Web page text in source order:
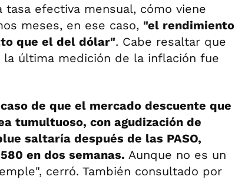
efectiva mensual, cómo viene
meses, en ese caso, "el rendimiento
que el del dólar". Cabe resaltar que
la última medición de la inflación fue
de que el mercado descuente que
tumultuoso, con agudización de
saltaría después de las PASO,
en dos semanas. Aunque no es un
cerró. También consultado por